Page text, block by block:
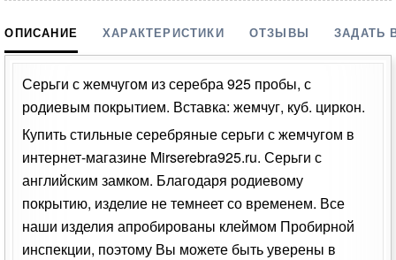
ОПИСАНИЕ ХАРАКТЕРИСТИКИ ОТЗЫВЫ ЗАДАТЬ
Серьги с жемчугом из серебра 925 пробы, с
родиевым покрытием. Вставка: жемчуг, куб. циркон.
Купить стильные серебряные серьги с жемчугом в
интернет-магазине Mirserebra925.ru. Серьги с
английским замком. Благодаря родиевому
покрытию, изделие не темнеет со временем. Все
наши изделия апробированы клеймом Пробирной
инспекции, поэтому Вы можете быть уверены в